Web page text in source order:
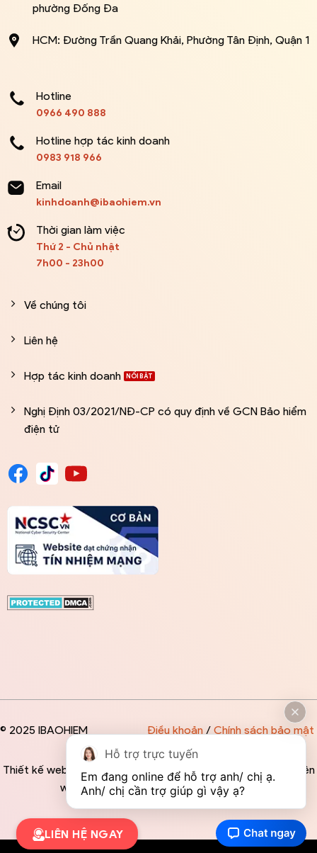
phường Đống Đa
HCM: Đường Trần Quang Khải, Phường Tân Định, Quận 1
Hotline
0966 490 888
Hotline hợp tác kinh doanh
0983 918 966
Email
kinhdoanh@ibaohiem.vn
Thời gian làm việc
Thứ 2 - Chủ nhật
7h00 - 23h00
Về chúng tôi
Liên hệ
Hợp tác kinh doanh
Nghị Định 03/2021/NĐ-CP có quy định về GCN Bảo hiểm
điện tử
© 2025 IBAOHIEM
Thiết kế website độc quyền bởi IBAOHIEM - Mọi thông tin trên
website đều mang tính chất tham khảo
Điều khoản/ Chính sách bảo mật
LIÊN HỆ NGAY
Hỗ trợ trực tuyến
Em đang online để hỗ trợ anh/ chị ạ.
Anh/ chị cần trợ giúp gì vậy ạ?